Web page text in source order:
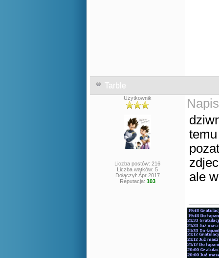
Tarble
Użytkownik
Liczba postów: 216
Liczba wątków: 5
Dołączył: Apr 2017
Reputacja: 103
ale